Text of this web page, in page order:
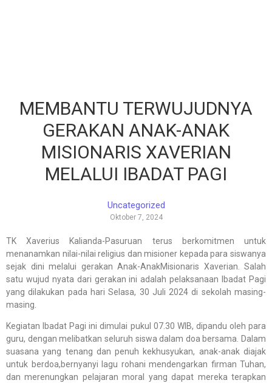
MEMBANTU TERWUJUDNYA
GERAKAN ANAK-ANAK
MISIONARIS XAVERIAN
MELALUI IBADAT PAGI
Uncategorized
Oktober 7, 2024
TK Xaverius Kalianda-Pasuruan terus berkomitmen untuk
menanamkan nilai-nilai religius dan misioner kepada para siswanya
sejak dini melalui gerakan Anak-AnakMisionaris Xaverian. Salah
satu wujud nyata dari gerakan ini adalah pelaksanaan Ibadat Pagi
yang dilakukan pada hari Selasa, 30 Juli 2024 di sekolah masing-
masing.
Kegiatan Ibadat Pagi ini dimulai pukul 07.30 WIB, dipandu oleh para
guru, dengan melibatkan seluruh siswa dalam doa bersama. Dalam
suasana yang tenang dan penuh kekhusyukan, anak-anak diajak
untuk berdoa,bernyanyi lagu rohani mendengarkan firman Tuhan,
dan merenungkan pelajaran moral yang dapat mereka terapkan